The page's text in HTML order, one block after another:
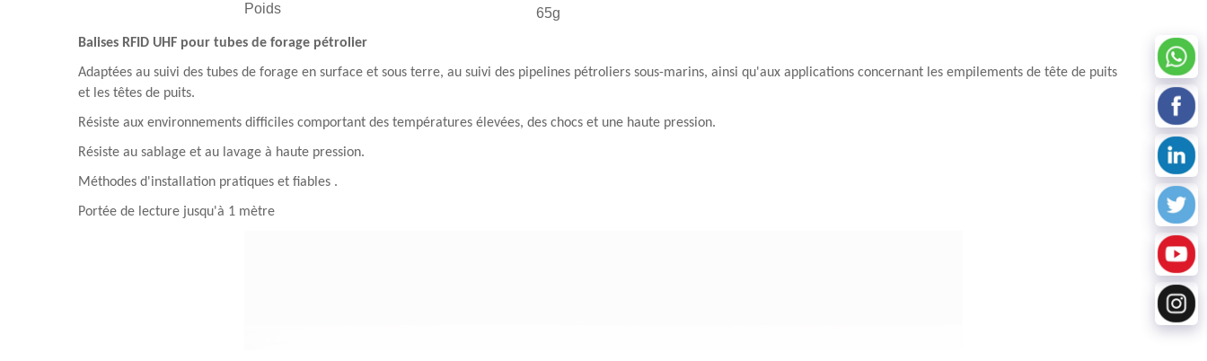
Poids
65g
Balises RFID UHF pour tubes de forage pétrolier
Adaptées au suivi des tubes de forage en surface et sous terre, au suivi des pipelines pétroliers sous-marins, ainsi qu'aux applications concernant les empilements de tête de puits
et les têtes de puits.
Résiste aux environnements difficiles comportant des températures élevées, des chocs et une haute pression.
Résiste au sablage et au lavage à haute pression.
Méthodes d'installation pratiques et fiables .
Portée de lecture jusqu'à 1 mètre